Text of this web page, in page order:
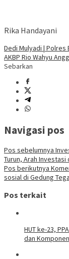
Rika Handayani
Dedi Mulyadi |
AKBP Rio Wahyu
Sebarkan
Navigasi pos
Pos sebelumnya
Turun, Arah Investasi
Pos berikutnya
sosial di Gedung
Pos terkait
HUT ke-23,
dan